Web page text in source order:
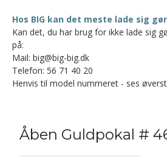
Hos BIG kan det meste lade sig
Kan det, du har brug for ikke lade sig
på:
Mail: big@big-big.dk
Telefon: 56 71 40 20
Henvis til model nummeret - ses
Åben Guldpokal #